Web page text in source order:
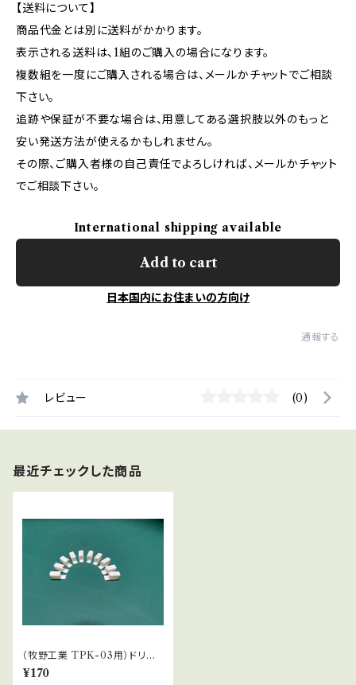
【送料について】
商品代金とは別に送料がかかります。
表示される送料は、1組のご購入の場合になります。
複数組を一度にご購入される場合は、メールかチャットでご相談
下さい。
追跡や保証が不要な場合は、用意してある選択肢以外のもっと
安い発送方法が使えるかもしれません。
その際、ご購入者様の自己責任でよろしければ、メールかチャット
でご相談下さい。
International shipping available
Add to cart
日本国内にお住まいの方向け
通報する
レビュー (0)
最近チェックした商品
（牧野工業 TPK-03用）ドリル
刃ケースのラベル・ベース v2
¥170